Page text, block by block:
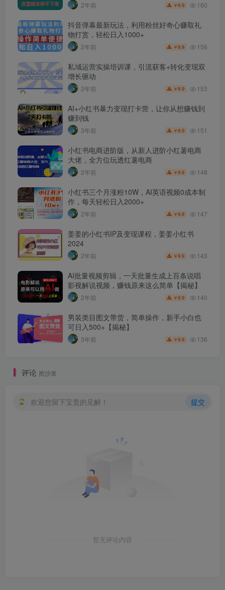
2年前 ￥9.9 160
抖音弹幕最新玩法，利用粉丝好奇心赚取礼
物打赏，轻松日入1000+
2年前 ￥9.9 156
私域运营实操培训课，引流获客+转化变现双
增长驱动
2年前 ￥9.9 153
AI+小红书暴力变现打卡营，让你从想赚钱到
赚到钱
3年前 ￥9.9 151
小红书电商进阶版，从新人进阶小红薯电商
大佬，全方位玩透红薯电商
2年前 ￥9.9 148
小红书三个月涨粉10W，AI英语视频0成本制
作，每天轻松日入2000+
2年前 ￥9.9 147
姜姜的小红书IP及变现课程，姜姜小红书
2024
2年前 ￥9.9 143
AI批量视频剪辑，一天批量生成上百条说唱
影视解说视频，赚钱原来这么简单【揭秘】
2年前 ￥9.9 140
男装类目图文带货，简单操作，新手小白也
可日入500+【揭秘】
3年前 ￥9.9 136
评论 抢沙发
欢迎您留下宝贵的见解！ 提交
暂无评论内容